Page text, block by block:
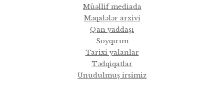
Müəllif mediada
Məqalələr arxivi
Qan yaddaşı
Soyqırım
Tarixi yalanlar
Tədqiqatlar
Unudulmuş irsimiz